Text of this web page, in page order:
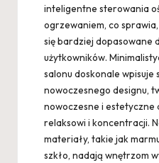
inteligentne sterowania
ogrzewaniem, co
się bardziej dopasowane
użytkowników.
salonu doskonale wpisuje
nowoczesnego designu,
nowoczesne i estetyczne
relaksowi i koncentracji.
materiały, takie jak
szkło, nadają wnętrzom